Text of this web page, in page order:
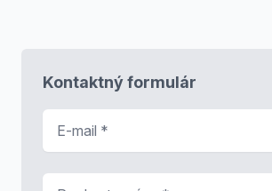
Kontaktný formulár